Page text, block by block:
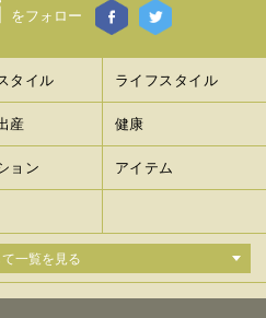
をフォロー
タイル ライフスタイル
産 健康
ョン アイテム